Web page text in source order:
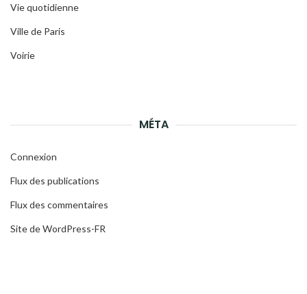
Vie quotidienne
Ville de Paris
Voirie
MÉTA
Connexion
Flux des publications
Flux des commentaires
Site de WordPress-FR